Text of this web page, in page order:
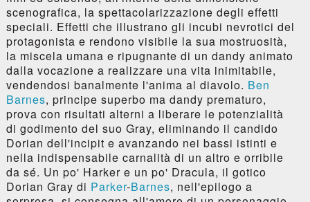
scenografica, la spettacolarizzazione degli effetti
speciali. Effetti che illustrano gli incubi nevrotici del
protagonista e rendono visibile la sua mostruosità,
la miscela umana e ripugnante di un dandy animato
dalla vocazione a realizzare una vita inimitabile,
vendendosi banalmente l'anima al diavolo. Ben
Barnes, principe superbo ma dandy prematuro,
prova con risultati alterni a liberare le potenzialità
di godimento del suo Gray, eliminando il candido
Dorian dell'incipit e avanzando nei bassi istinti e
nella indispensabile carnalità di un altro e orribile
da sé. Un po' Harker e un po' Dracula, il gotico
Dorian Gray di Parker-Barnes, nell'epilogo a